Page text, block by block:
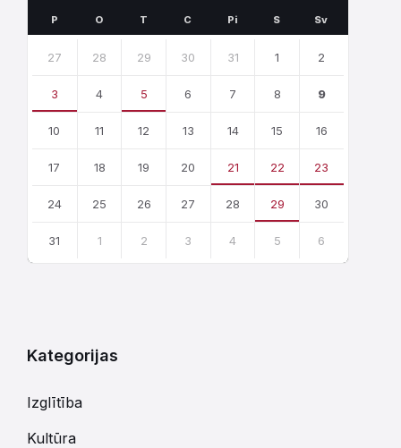
Mēnesis
P O T C Pi S Sv
calendar
27 28 29 30 31 1 2
3 4 5 6 7 8 9
10 11 12 13 14 15 16
17 18 19 20 21 22 23
24 25 26 27 28 29 30
31 1 2 3 4 5 6
Kategorijas
Izglītība
Kultūra